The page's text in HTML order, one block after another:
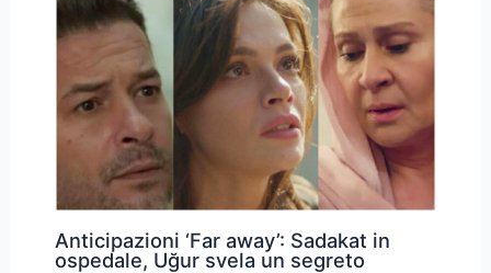
Anticipazioni ‘Far away’: Sadakat in
ospedale, Uğur svela un segreto